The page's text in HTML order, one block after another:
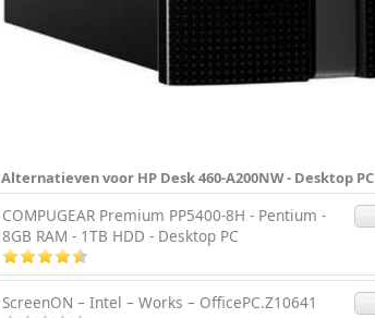
Alternatieven voor HP Desk 460-A200NW - Desktop PC
COMPUGEAR Premium PP5400-8H - Pentium -
8GB RAM - 1TB HDD - Desktop PC
ScreenON – Intel – Works – OfficePC.Z10641